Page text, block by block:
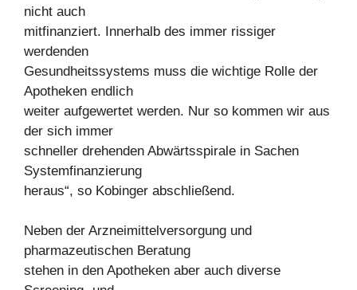
nicht auch
mitfinanziert. Innerhalb des immer rissiger
werdenden
Gesundheitssystems muss die wichtige Rolle der
Apotheken endlich
weiter aufgewertet werden. Nur so kommen wir aus
der sich immer
schneller drehenden Abwärtsspirale in Sachen
Systemfinanzierung
heraus“, so Kobinger abschließend.
Neben der Arzneimittelversorgung und
pharmazeutischen Beratung
stehen in den Apotheken aber auch diverse